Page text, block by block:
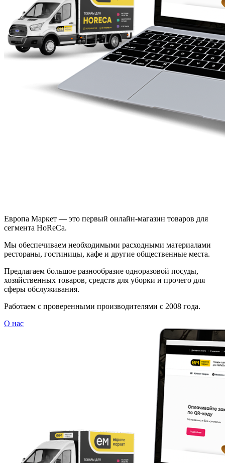
Европа Маркет — это первый онлайн-магазин товаров для
сегмента HoReCa.
Мы обеспечиваем необходимыми расходными материалами
рестораны, гостиницы, кафе и другие общественные места.
Предлагаем большое разнообразие одноразовой посуды,
хозяйственных товаров, средств для уборки и прочего для
сферы обслуживания.
Работаем с проверенными производителями с 2008 года.
О нас